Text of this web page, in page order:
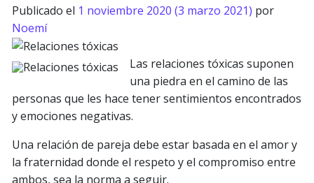
Publicado el 1 noviembre 2020 (3 marzo 2021) por
Noemí
Las relaciones tóxicas suponen
una piedra en el camino de las
personas que les hace tener sentimientos encontrados
y emociones negativas.
Una relación de pareja debe estar basada en el amor y
la fraternidad donde el respeto y el compromiso entre
ambos, sea la norma a seguir.